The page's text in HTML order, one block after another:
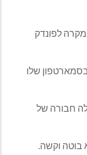
לפונדק
שלו
חבורה של
וקשה.